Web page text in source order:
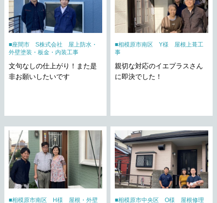
座間市 S株式会社 屋上防水・
外壁塗装・板金・内装工事
文句なしの仕上がり！また是
非お願いしたいです
相模原市南区 Y様 屋根上葺工
事
親切な対応のイエプラスさん
に即決でした！
相模原市南区 H様 屋根・外壁
相模原市中央区 O様 屋根修理